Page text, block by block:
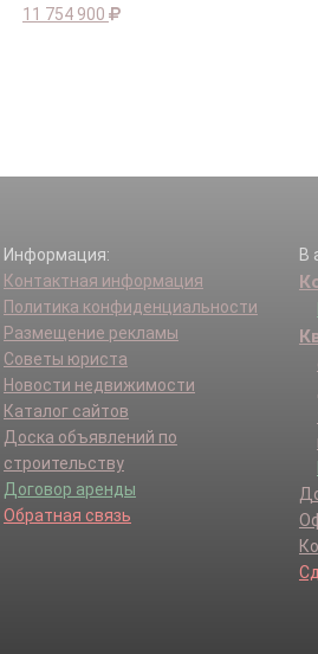
11 754 900
Информация:
Контактная информация
Политика конфиденциальности
Размещение рекламы
Советы юриста
Новости недвижимости
Каталог сайтов
Доска объявлений по
строительству
Договор аренды
Обратная связь
В